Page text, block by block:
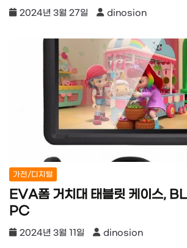
2024년 3월 27일 dinosion
가전/디지털
EVA폼 거치대 태블릿 케이스,
PC
2024년 3월 11일 dinosion